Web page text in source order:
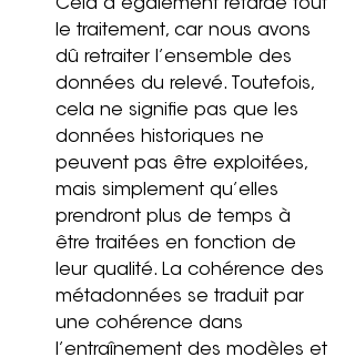
Cela a également retardé tout
le traitement, car nous avons
dû retraiter l’ensemble des
données du relevé. Toutefois,
cela ne signifie pas que les
données historiques ne
peuvent pas être exploitées,
mais simplement qu’elles
prendront plus de temps à
être traitées en fonction de
leur qualité. La cohérence des
métadonnées se traduit par
une cohérence dans
l’entraînement des modèles et